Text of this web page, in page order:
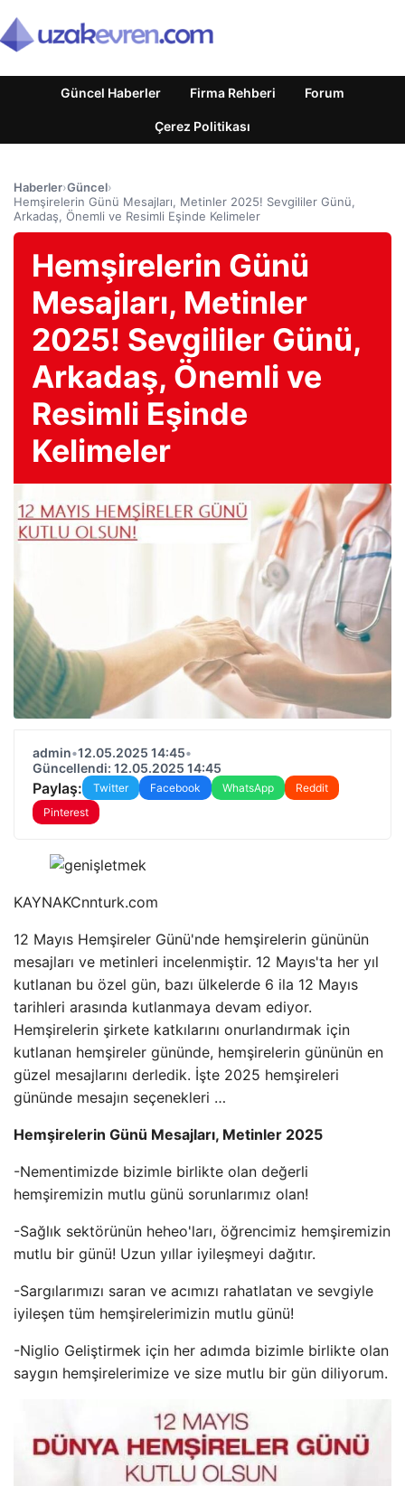
Güncel Haberler Firma Rehberi Forum
Çerez Politikası
Haberler›Güncel›
Hemşirelerin Günü Mesajları, Metinler 2025! Sevgililer Günü,
Arkadaş, Önemli ve Resimli Eşinde Kelimeler
Hemşirelerin Günü
Mesajları, Metinler
2025! Sevgililer Günü,
Arkadaş, Önemli ve
Resimli Eşinde
Kelimeler
admin•12.05.2025 14:45•
Güncellendi: 12.05.2025 14:45
Paylaş: Twitter Facebook WhatsApp
Reddit
Pinterest
KAYNAKCnnturk.com
12 Mayıs Hemşireler Günü'nde hemşirelerin gününün
mesajları ve metinleri incelenmiştir. 12 Mayıs'ta her yıl
kutlanan bu özel gün, bazı ülkelerde 6 ila 12 Mayıs
tarihleri ​​arasında kutlanmaya devam ediyor.
Hemşirelerin şirkete katkılarını onurlandırmak için
kutlanan hemşireler gününde, hemşirelerin gününün en
güzel mesajlarını derledik. İşte 2025 hemşireleri
gününde mesajın seçenekleri …
Hemşirelerin Günü Mesajları, Metinler 2025
-Nementimizde bizimle birlikte olan değerli
hemşiremizin mutlu günü sorunlarımız olan!
-Sağlık sektörünün heheo'ları, öğrencimiz hemşiremizin
mutlu bir günü! Uzun yıllar iyileşmeyi dağıtır.
-Sargılarımızı saran ve acımızı rahatlatan ve sevgiyle
iyileşen tüm hemşirelerimizin mutlu günü!
-Niglio Geliştirmek için her adımda bizimle birlikte olan
saygın hemşirelerimize ve size mutlu bir gün diliyorum.